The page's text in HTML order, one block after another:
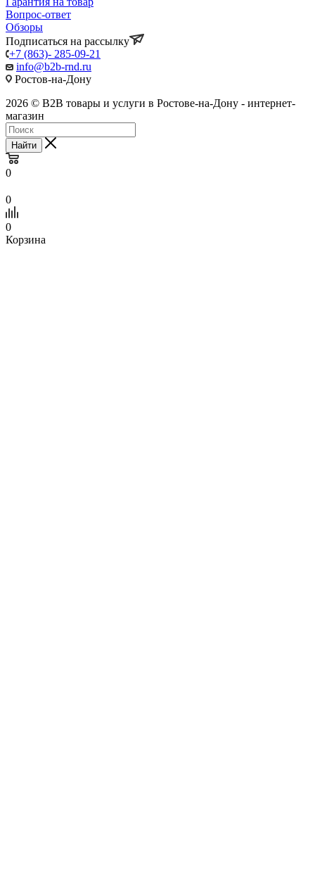
Вопрос-ответ
Обзоры
Подписаться на рассылку
+7 (863)- 285-09-21
info@b2b-rnd.ru
Ростов-на-Дону
2026 © B2B товары и услуги в Ростове-на-Дону - интернет-
магазин
Найти
0
0
0
Корзина